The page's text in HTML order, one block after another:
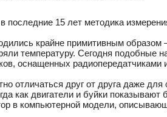
15 лет методика
крайне примитивным образом
температуру. Сегодня подобные
оснащенных радиопередатчиками
отличаться друг от друга даже
как двигатели и буйки показывают
в компьютерной модели,